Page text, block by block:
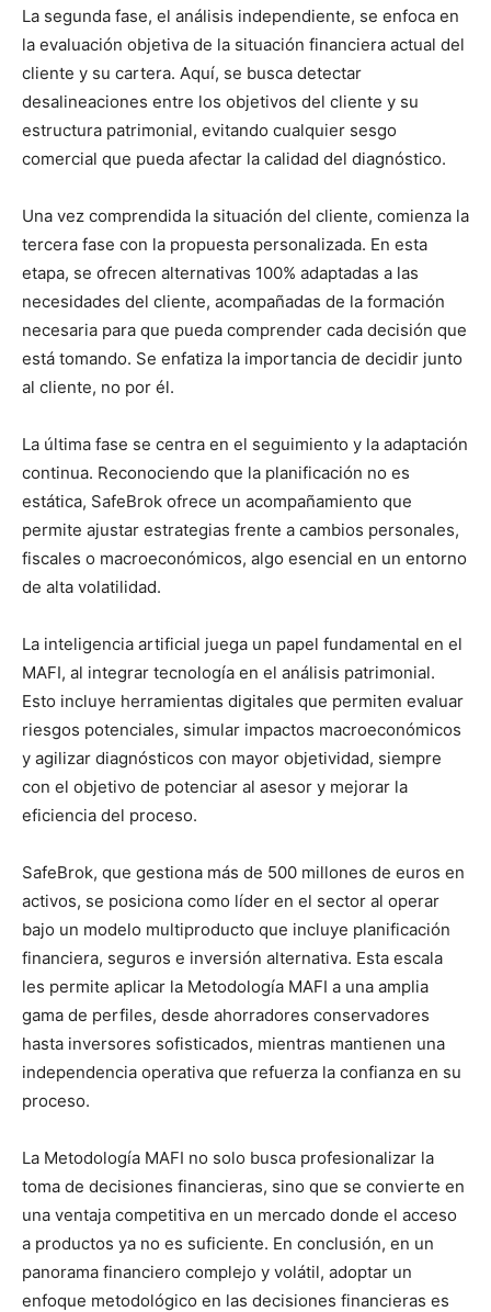
La segunda fase, el análisis independiente, se enfoca en
la evaluación objetiva de la situación financiera actual del
cliente y su cartera. Aquí, se busca detectar
desalineaciones entre los objetivos del cliente y su
estructura patrimonial, evitando cualquier sesgo
comercial que pueda afectar la calidad del diagnóstico.
Una vez comprendida la situación del cliente, comienza la
tercera fase con la propuesta personalizada. En esta
etapa, se ofrecen alternativas 100% adaptadas a las
necesidades del cliente, acompañadas de la formación
necesaria para que pueda comprender cada decisión que
está tomando. Se enfatiza la importancia de decidir junto
al cliente, no por él.
La última fase se centra en el seguimiento y la adaptación
continua. Reconociendo que la planificación no es
estática, SafeBrok ofrece un acompañamiento que
permite ajustar estrategias frente a cambios personales,
fiscales o macroeconómicos, algo esencial en un entorno
de alta volatilidad.
La inteligencia artificial juega un papel fundamental en el
MAFI, al integrar tecnología en el análisis patrimonial.
Esto incluye herramientas digitales que permiten evaluar
riesgos potenciales, simular impactos macroeconómicos
y agilizar diagnósticos con mayor objetividad, siempre
con el objetivo de potenciar al asesor y mejorar la
eficiencia del proceso.
SafeBrok, que gestiona más de 500 millones de euros en
activos, se posiciona como líder en el sector al operar
bajo un modelo multiproducto que incluye planificación
financiera, seguros e inversión alternativa. Esta escala
les permite aplicar la Metodología MAFI a una amplia
gama de perfiles, desde ahorradores conservadores
hasta inversores sofisticados, mientras mantienen una
independencia operativa que refuerza la confianza en su
proceso.
La Metodología MAFI no solo busca profesionalizar la
toma de decisiones financieras, sino que se convierte en
una ventaja competitiva en un mercado donde el acceso
a productos ya no es suficiente. En conclusión, en un
panorama financiero complejo y volátil, adoptar un
enfoque metodológico en las decisiones financieras es